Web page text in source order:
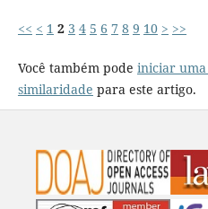
<< < 1 2 3 4 5 6 7 8 9 10 > >>
Você também pode iniciar uma
similaridade para este artigo.